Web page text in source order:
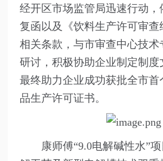
经开区市场监管局迅速行动
复函以及《饮料生产许可审查
相关条款，与市审查中心技
研讨，积极协助企业制定制度
最终助力企业成功获批全市
品生产许可证书。
康师傅“9.0电解碱性水”